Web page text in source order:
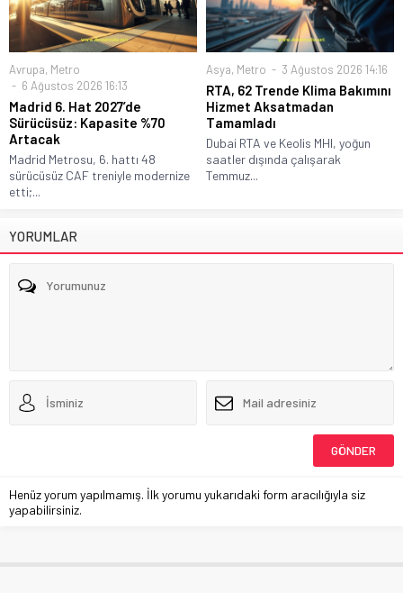
Avrupa, Metro
6 Ağustos 2026 16:13
Madrid 6. Hat 2027’de
Sürücüsüz: Kapasite %70
Artacak
Madrid Metrosu, 6. hattı 48
sürücüsüz CAF treniyle modernize
etti;...
Asya, Metro 3 Ağustos 2026 14:16
RTA, 62 Trende Klima Bakımını
Hizmet Aksatmadan
Tamamladı
Dubai RTA ve Keolis MHI, yoğun
saatler dışında çalışarak
Temmuz...
YORUMLAR
Henüz yorum yapılmamış. İlk yorumu yukarıdaki form aracılığıyla siz
yapabilirsiniz.